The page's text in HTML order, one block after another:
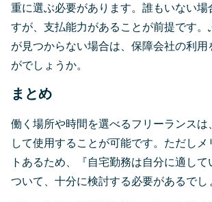
重に選ぶ必要があります。誰もいない場
すが、支払能力があることが前提です。
が見つからない場合は、保障会社の利用
がでしょうか。
まとめ
働く場所や時間を選べるフリーランスは
して使用することが可能です。ただしメ
トあるため、『自宅勤務は自分に適して
ついて、十分に検討する必要があるでし